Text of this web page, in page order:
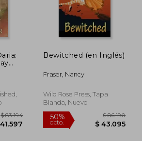
50%
Bewitched (en Inglés)
Fraser, Nancy
Wild Rose Press, Tapa
Blanda, Nuevo